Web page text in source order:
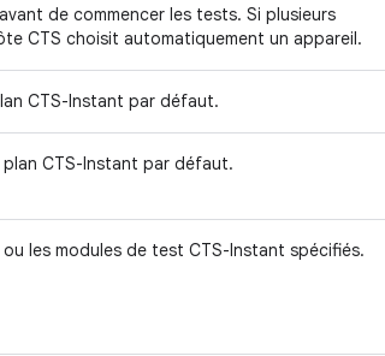
de commencer les tests. Si plusieurs
CTS choisit automatiquement un appareil.
CTS-Instant par défaut.
CTS-Instant par défaut.
les modules de test CTS-Instant spécifiés.